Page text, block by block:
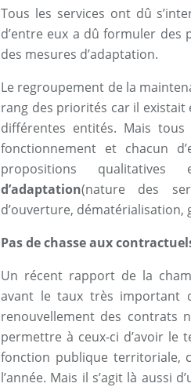
Tous les services ont dû
d’entre eux a dû formuler
des mesures d’adaptation.
Le regroupement de la
rang des priorités car il existait
différentes entités. Mais
fonctionnement et chacun
propositions
d’adaptation(nature des
d’ouverture,
Pas de chasse aux
Un récent rapport de la
avant le taux très important
renouvellement des contrats
permettre à ceux-ci d’avoir le
fonction publique territoriale,
l’année. Mais il s’agit là aussi